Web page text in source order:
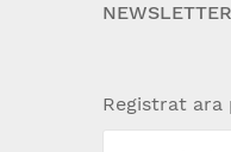
NEWSLETTER
Registrat